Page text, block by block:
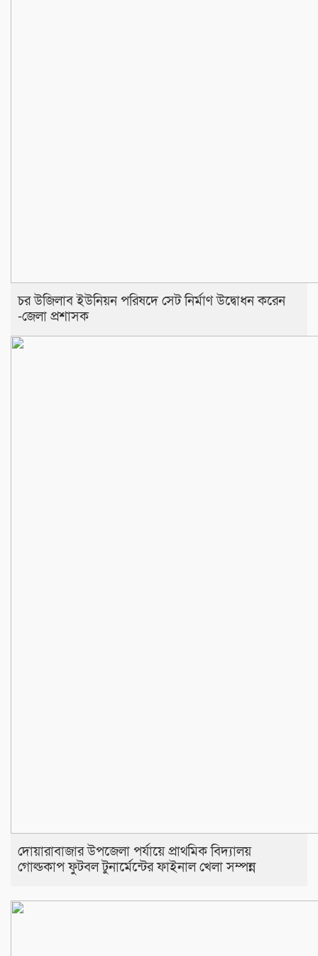
চর উজিলাব ইউনিয়ন পরিষদে সেট নির্মাণ উদ্বোধন করেন
-জেলা প্রশাসক
দোয়ারাবাজার উপজেলা পর্যায়ে প্রাথমিক বিদ্যালয়
গোল্ডকাপ ফুটবল টুনার্মেন্টের ফাইনাল খেলা সম্পন্ন